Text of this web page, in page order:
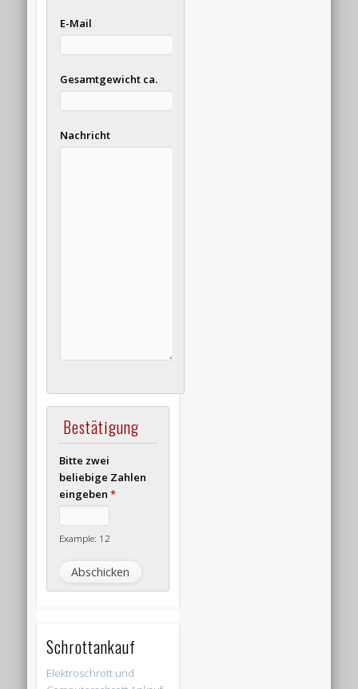
E-Mail
Gesamtgewicht ca.
Nachricht
Bestätigung
Bitte zwei
beliebige Zahlen
eingeben*
Example: 12
Schrottankauf
Elektroschrott und